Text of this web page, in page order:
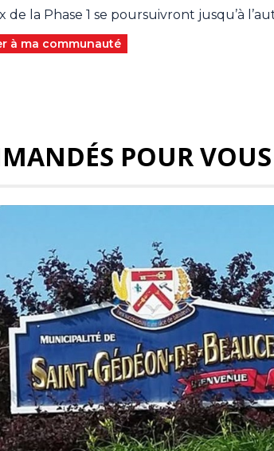
de la Phase 1 se poursuivront jusqu’à
à ma communauté
POUR VOUS